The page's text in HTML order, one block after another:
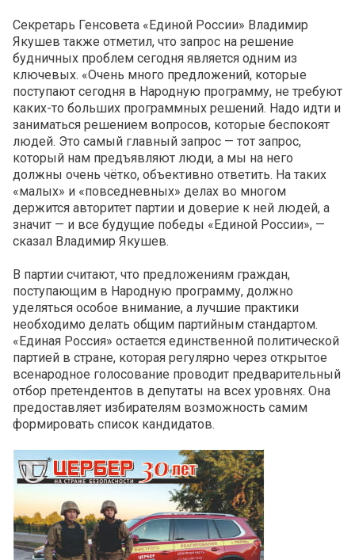
Секретарь Генсовета «Единой России» Владимир
Якушев также отметил, что запрос на решение
будничных проблем сегодня является одним из
ключевых. «Очень много предложений, которые
поступают сегодня в Народную программу, не требуют
каких-то больших программных решений. Надо идти и
заниматься решением вопросов, которые беспокоят
людей. Это самый главный запрос — тот запрос,
который нам предъявляют люди, а мы на него
должны очень чётко, объективно ответить. На таких
«малых» и «повседневных» делах во многом
держится авторитет партии и доверие к ней людей, а
значит — и все будущие победы «Единой России», —
сказал Владимир Якушев.
В партии считают, что предложениям граждан,
поступающим в Народную программу, должно
уделяться особое внимание, а лучшие практики
необходимо делать общим партийным стандартом.
«Единая Россия» остается единственной политической
партией в стране, которая регулярно через открытое
всенародное голосование проводит предварительный
отбор претендентов в депутаты на всех уровнях. Она
предоставляет избирателям возможность самим
формировать список кандидатов.